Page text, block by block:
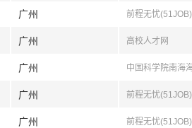
广州 前程无忧(51JOB)
广州 高校人才网
广州
广州 前程无忧(51JOB)
广州 前程无忧(51JOB)